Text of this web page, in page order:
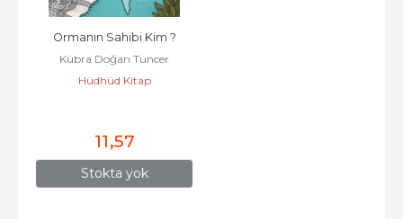
Stokta yok
Ormanın Sahibi Kim ?
Kübra Doğan Tuncer
Hüdhüd Kitap
11,57